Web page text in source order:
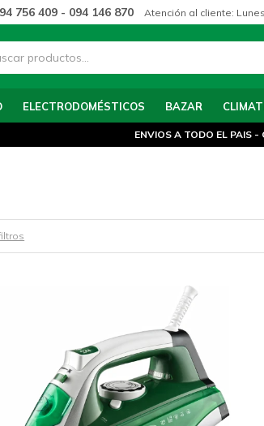
ELECTRODOMÉSTICOS BAZAR
756 409 - 094 146 870 Atención al cliente:
ENVIOS A TODO EL PAIS -